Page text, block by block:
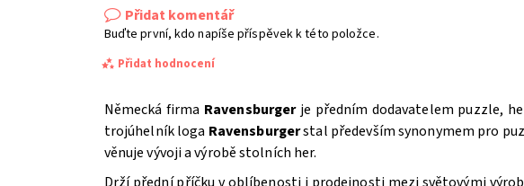
Přidat komentář
Buďte první, kdo napíše příspěvek k této položce.
Přidat hodnocení
Německá firma Ravensburgerje předním dodavatelem puzzle,
trojúhelník loga Ravensburgerstal především synonymem pro
věnuje vývoji a výrobě stolních her.